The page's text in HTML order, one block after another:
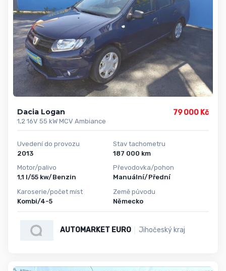
Dacia Logan
1,2 16V 55 kW MCV Ambiance
79 000 Kč
Uvedení do provozu
2013
Motor/palivo
1,1 l/55 kw/Benzin
Karoserie/počet míst
Kombi/4-5
Stav tachometru
187 000 km
Převodovka/pohon
Manuální/Přední
Země původu
Německo
AUTOMARKET EURO Jihočeský kraj